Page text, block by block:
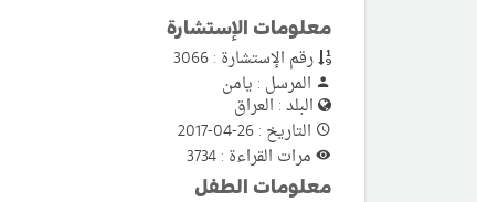
معلومات الإستشارة
رقم الإستشارة : 3066
المرسل : يامن
البلد : العراق
التاريخ : 26-04-2017
مرات القراءة : 3734
معلومات الطفل